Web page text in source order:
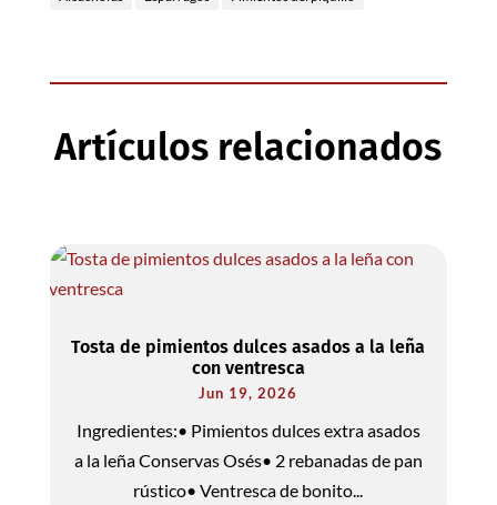
Artículos relacionados
Tosta de pimientos dulces asados a la leña
con ventresca
Jun 19, 2026
Ingredientes:• Pimientos dulces extra asados
a la leña Conservas Osés• 2 rebanadas de pan
rústico• Ventresca de bonito...